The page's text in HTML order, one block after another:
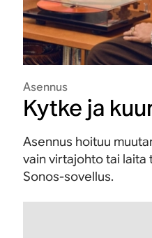
Asennus
Kytke ja
Asennus hoituu
vain virtajohto tai laita
Sonos-sovellus.